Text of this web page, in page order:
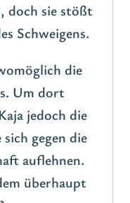
doch sie stößt
Schweigens.
die
Um dort
jedoch die
gegen die
auflehnen.
überhaupt